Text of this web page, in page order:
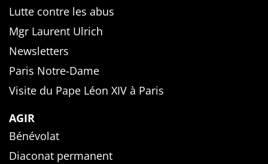
Lutte contre les abus
Mgr Laurent Ulrich
Newsletters
Paris Notre-Dame
Visite du Pape Léon XIV à Paris
AGIR
Bénévolat
Diaconat permanent